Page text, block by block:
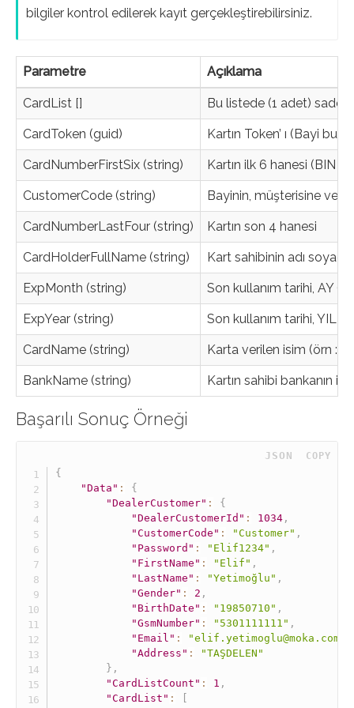
bilgiler kontrol edilerek kayıt gerçekleştirebilirsiniz.
Parametre Açıklama
CardList [] Bu listede (1 adet)
CardToken (guid) Kartın Token’ ı (Bayi
CardNumberFirstSix (string) Kartın ilk 6 hanesi (BIN
CustomerCode (string) Bayinin, müşterisine
CardNumberLastFour (string) Kartın son 4 hanesi
CardHolderFullName (string) Kart sahibinin adı soyadı
ExpMonth (string) Son kullanım tarihi, AY
ExpYear (string) Son kullanım tarihi, YIL
CardName (string) Karta verilen isim (örn :
BankName (string) Kartın sahibi bankanın
Başarılı Sonuç Örneği
JSON COPY
{
"Data" :
{
"DealerCustomer" :
{
"DealerCustomerId" : 1034 ,
"CustomerCode" : "Customer" ,
"Password" : "Elif1234" ,
"FirstName" : "Elif" ,
"LastName" : "Yetimoğlu" ,
"Gender" : 2 ,
"BirthDate" : "19850710" ,
"GsmNumber" : "5301111111" ,
"Email" : "elif.yetimoglu@moka.com"
"Address" :
"TAŞDELEN"
} ,
"CardListCount" : 1 ,
"CardList" :